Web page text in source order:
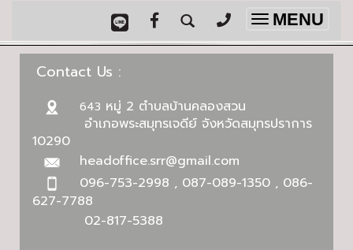
Toggle
navigation
MENU
Contact Us :
643 หมู่ 2 ตำบลบ้านคลองสวน
อำเภอพระสมุทรเจดีย์ จังหวัดสมุทรปราการ
10290
headoffice.srr@gmail.com
096-753-2998 , 087-089-1350 , 086-
627-7788
02-817-5388